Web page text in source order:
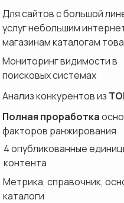
Для сайтов с большой
услуг небольшим
магазинам каталогам
Мониторинг видимости в
поисковых системах
Анализ конкурентов из
Полная проработка
факторов ранжирования
4 опубликованные
контента
Метрика, справочник,
каталоги